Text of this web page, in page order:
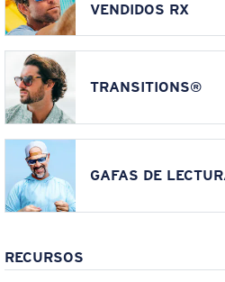
VENDIDOS RX
TRANSITIONS®
GAFAS DE
RECURSOS